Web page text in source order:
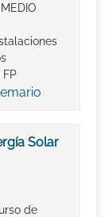
Solar
de